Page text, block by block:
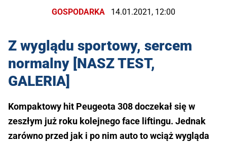
GOSPODARKA 14.01.2021, 12:00
Z wyglądu sportowy, sercem
normalny [NASZ TEST,
GALERIA]
Kompaktowy hit Peugeota 308 doczekał się w
zeszłym już roku kolejnego face liftingu. Jednak
zarówno przed jak i po nim auto to wciąż wygląda